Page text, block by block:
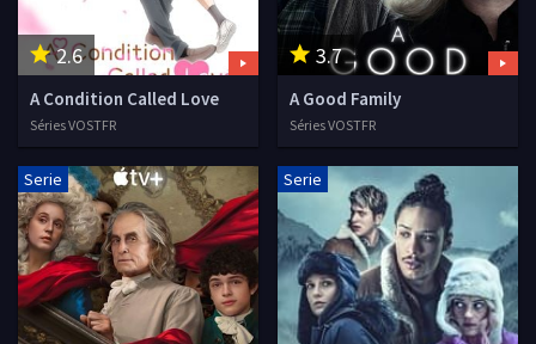
2.6
A Condition Called Love
Séries VOSTFR
3.7
A Good Family
Séries VOSTFR
Serie Serie